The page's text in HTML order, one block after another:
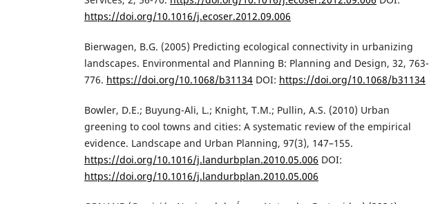
https://doi.org/10.1016/j.ecoser.2012.09.006
Bierwagen, B.G. (2005) Predicting ecological connectivity in urbanizing
landscapes. Environmental and Planning B: Planning and Design, 32, 763-
776. https://doi.org/10.1068/b31134 DOI: https://doi.org/10.1068/b31134
Bowler, D.E.; Buyung-Ali, L.; Knight, T.M.; Pullin, A.S. (2010) Urban
greening to cool towns and cities: A systematic review of the empirical
evidence. Landscape and Urban Planning, 97(3), 147–155.
https://doi.org/10.1016/j.landurbplan.2010.05.006 DOI:
https://doi.org/10.1016/j.landurbplan.2010.05.006